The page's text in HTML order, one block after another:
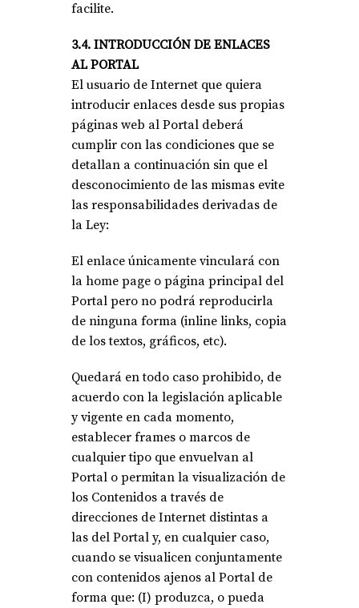
facilite.
3.4. INTRODUCCIÓN DE ENLACES
AL PORTAL
El usuario de Internet que quiera
introducir enlaces desde sus propias
páginas web al Portal deberá
cumplir con las condiciones que se
detallan a continuación sin que el
desconocimiento de las mismas evite
las responsabilidades derivadas de
la Ley:
El enlace únicamente vinculará con
la home page o página principal del
Portal pero no podrá reproducirla
de ninguna forma (inline links, copia
de los textos, gráficos, etc).
Quedará en todo caso prohibido, de
acuerdo con la legislación aplicable
y vigente en cada momento,
establecer frames o marcos de
cualquier tipo que envuelvan al
Portal o permitan la visualización de
los Contenidos a través de
direcciones de Internet distintas a
las del Portal y, en cualquier caso,
cuando se visualicen conjuntamente
con contenidos ajenos al Portal de
forma que: (I) produzca, o pueda